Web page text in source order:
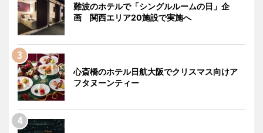
難波のホテルで「シングルルームの日」企
画 関西エリア20施設で実施へ
心斎橋のホテル日航大阪でクリスマス向けア
フタヌーンティー